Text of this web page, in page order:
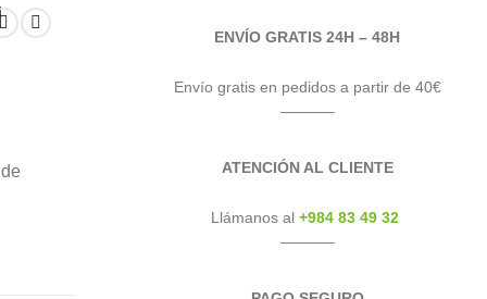
ENVÍO GRATIS 24H – 48H
Envío gratis en pedidos a partir de 40€
———–
ATENCIÓN AL CLIENTE
Llámanos al +984 83 49 32
———–